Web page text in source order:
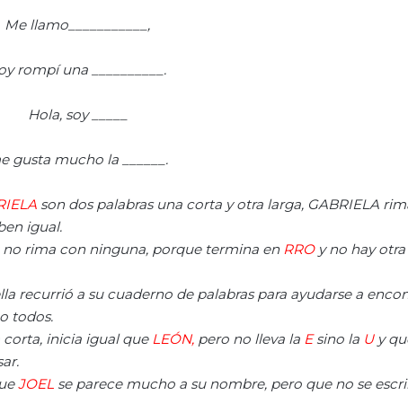
Me llamo___________,
rompí una __________.
Hola, soy _____
gusta mucho la ______.
son dos palabras una corta y otra larga, GABRIELA
igual.
rima con ninguna, porque termina en RROy no hay otra
recurrió a su cuaderno de palabras para ayudarse a
todos.
inicia igual que LEÓN,pero no lleva la Esino la Uy
JOELse parece mucho a su nombre, pero que no se